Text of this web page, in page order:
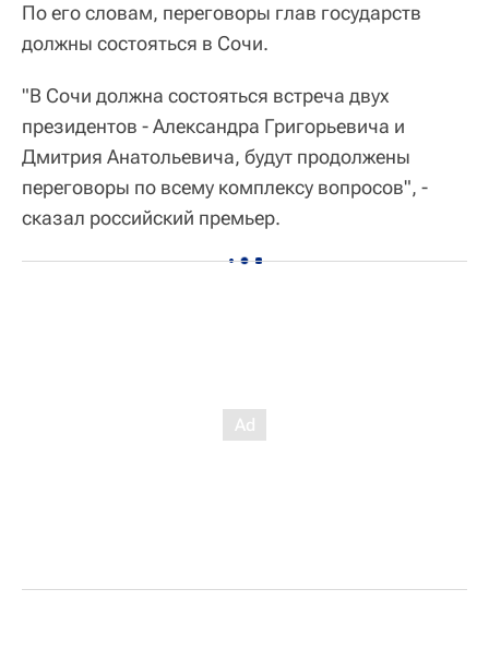
По его словам, переговоры глав государств
должны состояться в Сочи.
"В Сочи должна состояться встреча двух
президентов - Александра Григорьевича и
Дмитрия Анатольевича, будут продолжены
переговоры по всему комплексу вопросов", -
сказал российский премьер.